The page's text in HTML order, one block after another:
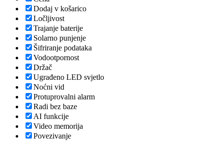
Dodaj v košarico
Ločljivost
Trajanje baterije
Solarno punjenje
Šifriranje podataka
Vodootpornost
Držač
Ugrađeno LED svjetlo
Noćni vid
Protuprovalni alarm
Radi bez baze
AI funkcije
Video memorija
Povezivanje